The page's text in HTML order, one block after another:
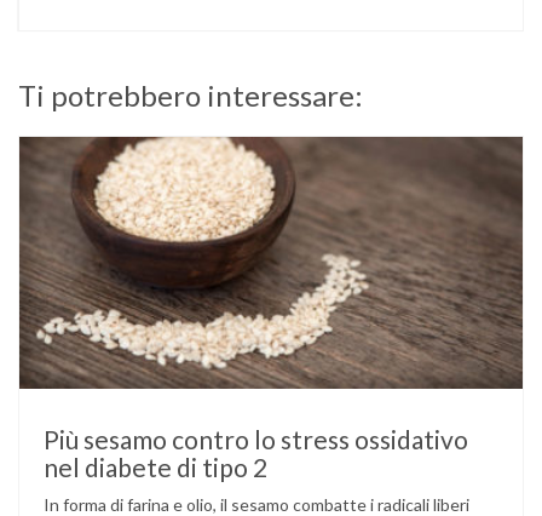
Ti potrebbero interessare:
Più sesamo contro lo stress ossidativo
nel diabete di tipo 2
In forma di farina e olio, il sesamo combatte i radicali liberi